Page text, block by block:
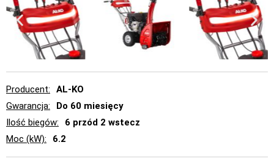
Producent
AL-KO
Gwarancja
Do 60 miesięcy
Ilość biegów
6 przód 2 wstecz
Moc (kW)
6.2